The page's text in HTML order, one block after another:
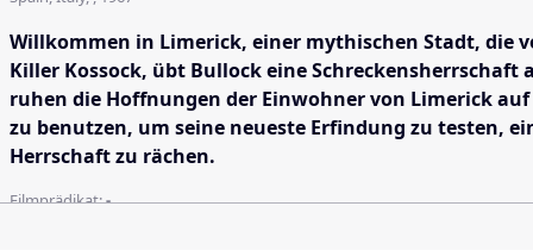
Willkommen in Limerick, einer mythischen Stadt, die
Killer Kossock, übt Bullock eine
ruhen die Hoffnungen der Einwohner von Limerick
zu benutzen, um seine neueste Erfindung zu testen,
Herrschaft zu rächen.
Filmprädikat:-